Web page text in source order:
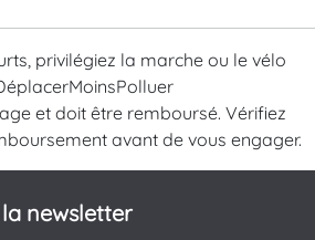
privilégiez la marche ou le vélo
et doit être remboursé. Vérifiez
avant de vous engager.
newsletter